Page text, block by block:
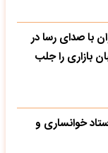
با صدای رسا در
بازاری را جلب
خوانساری و